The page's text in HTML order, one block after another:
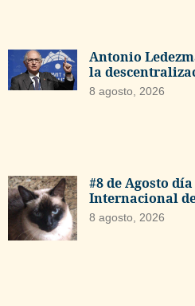
Antonio
la
8 agosto, 2026
#8 de Agosto día
Internacional
8 agosto, 2026